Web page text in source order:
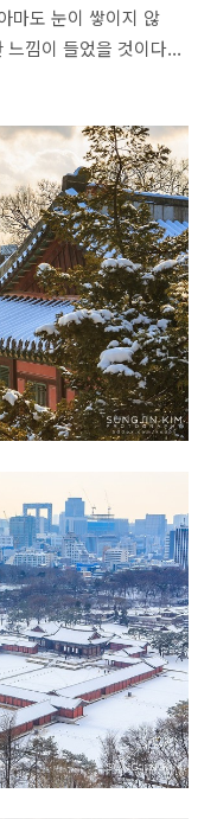
마도 눈이 쌓이지 않
낌이 들었을 것이다...